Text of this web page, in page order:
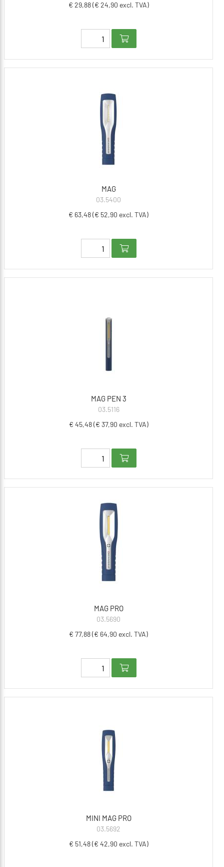
€ 29,88 (€ 24,90 excl. TVA)
MAG
03.5400
€ 63,48 (€ 52,90 excl. TVA)
MAG PEN 3
03.5116
€ 45,48 (€ 37,90 excl. TVA)
MAG PRO
03.5690
€ 77,88 (€ 64,90 excl. TVA)
MINI MAG PRO
03.5692
€ 51,48 (€ 42,90 excl. TVA)